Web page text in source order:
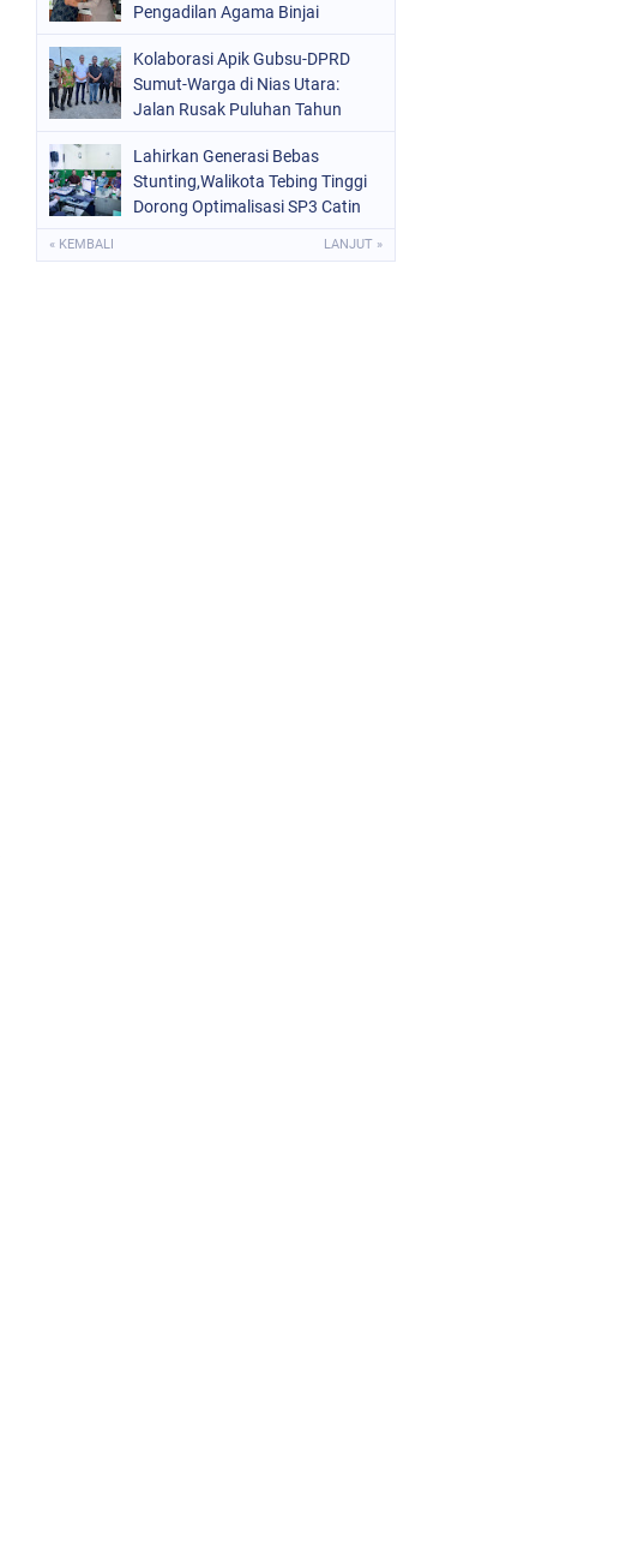
Pengadilan Agama Binjai
Kolaborasi Apik Gubsu-DPRD
Sumut-Warga di Nias Utara:
Jalan Rusak Puluhan Tahun
Lahirkan Generasi Bebas
Stunting,Walikota Tebing Tinggi
Dorong Optimalisasi SP3 Catin
« KEMBALI LANJUT »